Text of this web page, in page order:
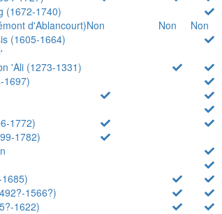
(1672-1740)
d'Ablancourt)Non Non Non
(1605-1664)
'Ali (1273-1331)
1697)
1772)
1782)
1566?)
1622)